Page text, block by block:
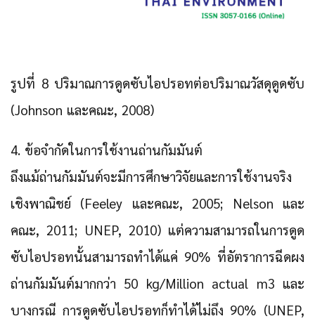
รูปที่ 8 ปริมาณการดูดซับไอปรอทต่อปริมาณวัสดุดูดซับ
(Johnson และคณะ, 2008)
4. ข้อจำกัดในการใช้งานถ่านกัมมันต์
ถึงแม้ถ่านกัมมันต์จะมีการศึกษาวิจัยและการใช้งานจริง
เชิงพาณิชย์ (Feeley และคณะ, 2005; Nelson และ
คณะ, 2011; UNEP, 2010) แต่ความสามารถในการดูด
ซับไอปรอทนั้นสามารถทำได้แค่ 90% ที่อัตราการฉีดผง
ถ่านกัมมันต์มากกว่า 50 kg/Million actual m3 และ
บางกรณี การดูดซับไอปรอทก็ทำได้ไม่ถึง 90% (UNEP,